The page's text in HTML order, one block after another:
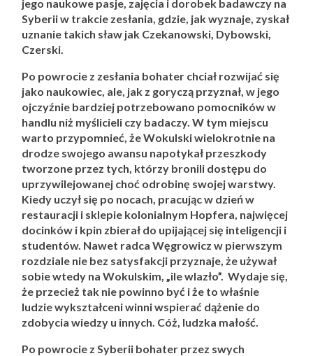
jego naukowe pasje, zajęcia i dorobek badawczy na
Syberii w trakcie zesłania, gdzie, jak wyznaje, zyskał
uznanie takich sław jak Czekanowski, Dybowski,
Czerski.
Po powrocie z zesłania bohater chciał rozwijać się
jako naukowiec, ale, jak z goryczą przyznał, w jego
ojczyźnie bardziej potrzebowano pomocników w
handlu niż myślicieli czy badaczy. W tym miejscu
warto przypomnieć, że Wokulski wielokrotnie na
drodze swojego awansu napotykał przeszkody
tworzone przez tych, którzy bronili dostępu do
uprzywilejowanej choć odrobinę swojej warstwy.
Kiedy uczył się po nocach, pracując w dzień w
restauracji i sklepie kolonialnym Hopfera, najwięcej
docinków i kpin zbierał do upijającej się inteligencji i
studentów. Nawet radca Węgrowicz w pierwszym
rozdziale nie bez satysfakcji przyznaje, że używał
sobie wtedy na Wokulskim, „ile wlazło”. Wydaje się,
że przecież tak nie powinno być i że to właśnie
ludzie wykształceni winni wspierać dążenie do
zdobycia wiedzy u innych. Cóż, ludzka małość.
Po powrocie z Syberii bohater przez swych